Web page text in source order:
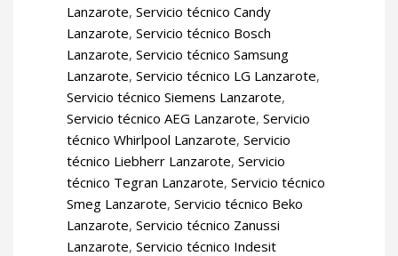
Lanzarote, Servicio técnico Candy
Lanzarote, Servicio técnico Bosch
Lanzarote, Servicio técnico Samsung
Lanzarote, Servicio técnico LG Lanzarote,
Servicio técnico Siemens Lanzarote,
Servicio técnico AEG Lanzarote, Servicio
técnico Whirlpool Lanzarote, Servicio
técnico Liebherr Lanzarote, Servicio
técnico Tegran Lanzarote, Servicio técnico
Smeg Lanzarote, Servicio técnico Beko
Lanzarote, Servicio técnico Zanussi
Lanzarote, Servicio técnico Indesit